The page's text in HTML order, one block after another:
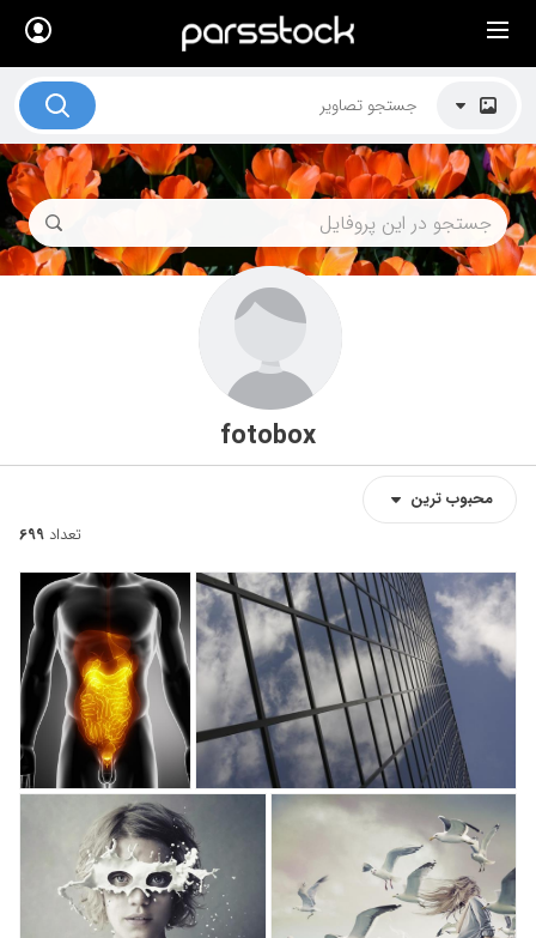
fotobox
محبوب‌‌‌ ترین
تعداد 699
× لیست قیمت ها
کاربرد تصاویر
موضوعات تصاویر
دکوراسیون و فضاها
هنرمندان ایرانی
کسب درآمد از فروش تصاویر
بلاگ پارس استاک